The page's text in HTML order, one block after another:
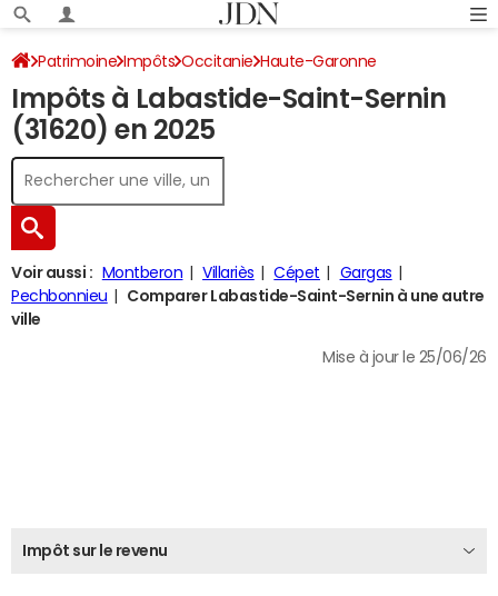
Patrimoine Impôts Occitanie Haute-Garonne
Labastide-Saint-Sernin Impôt sur le revenu
Impôts à Labastide-Saint-Sernin
(31620) en 2025
Voir aussi : Montberon Villariès Cépet
Gargas
Pechbonnieu
Comparer Labastide-Saint-Sernin à une autre
ville
Mise à jour le 25/06/26
Impôt sur le revenu